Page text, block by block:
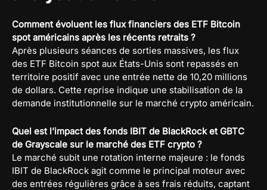
Comment évoluent les flux financiers des ETF Bitcoin
spot américains après les récents retraits ?
Après plusieurs séances de sorties massives, les flux
des ETF Bitcoin spot aux États-Unis sont repassés en
territoire positif avec une entrée nette de 10,20 millions
de dollars. Cette reprise indique une stabilisation de la
demande institutionnelle sur le marché crypto américain.
Quel est l’impact des fonds IBIT de BlackRock et GBTC
de Grayscale sur le marché des ETF crypto ?
Le marché subit une rotation interne majeure : le fonds
IBIT de BlackRock agit comme le principal moteur avec
des entrées régulières grâce à ses frais réduits, captant